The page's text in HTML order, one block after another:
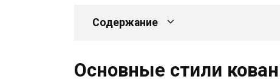
Содержание
Основные стили